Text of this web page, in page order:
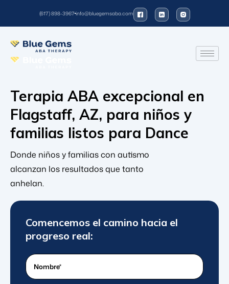
(617) 898-3967info@bluegemsaba.com
Terapia ABA excepcional en
Flagstaff, AZ, para niños y
familias listos para
Donde niños y familias con autismo
alcanzan los resultados que tanto
anhelan.
Comencemos el camino hacia el
progreso real:
Nombre